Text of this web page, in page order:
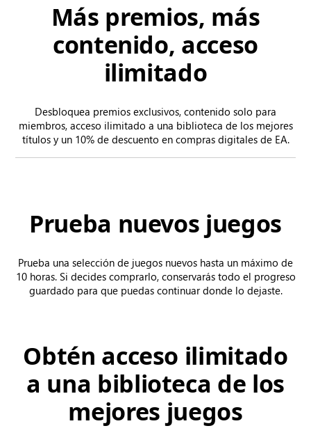
Más premios, más
contenido, acceso
ilimitado
Desbloquea premios exclusivos, contenido solo para
miembros, acceso ilimitado a una biblioteca de los mejores
títulos y un 10% de descuento en compras digitales de EA.
Prueba nuevos juegos
Prueba una selección de juegos nuevos hasta un máximo de
10 horas. Si decides comprarlo, conservarás todo el progreso
guardado para que puedas continuar donde lo dejaste.
Obtén acceso ilimitado
a una biblioteca de los
mejores juegos